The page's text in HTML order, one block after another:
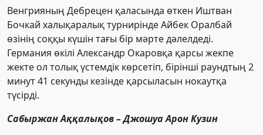
Венгрияның Дебрецен қаласында өткен Иштван
Бочкай халықаралық турнирінде Айбек Оралбай
өзінің соққы күшін тағы бір мәрте дәлелдеді.
Германия өкілі Александр Окаровқа қарсы жекпе
жекте ол толық үстемдік көрсетіп, бірінші раундтың 2
минут 41 секунды кезінде қарсыласын нокаутқа
түсірді.
Сабыржан Аққалықов – Джошуа Арон Кузин